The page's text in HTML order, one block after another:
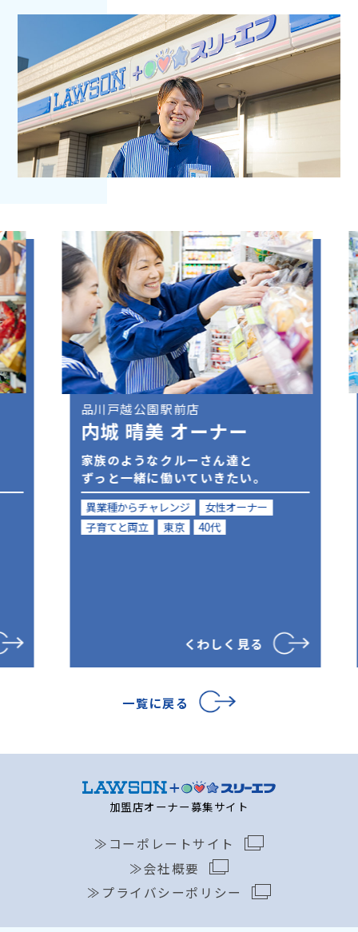
品川戸越公園駅前店
内城 晴美 オーナー
家族のようなクルーさん達と
ずっと一緒に働いていきたい。
異業種からチャレンジ
女性オーナー
子育てと両立
東京 40代
くわしく見る
一覧に戻る
加盟店オーナー募集サイト
コーポレートサイト
会社概要
プライバシーポリシー